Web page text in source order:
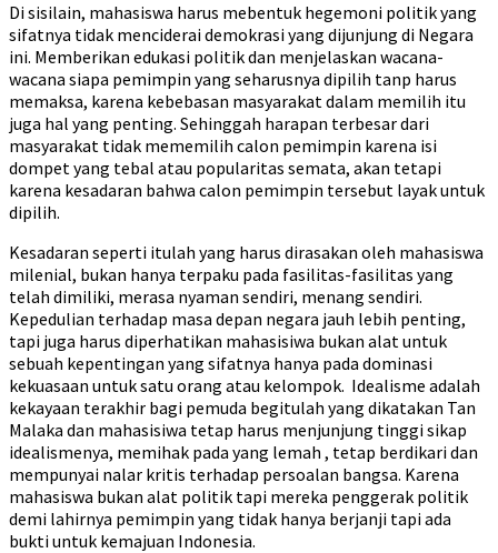
Di sisilain, mahasiswa harus mebentuk hegemoni politik yang
sifatnya tidak menciderai demokrasi yang dijunjung di Negara
ini. Memberikan edukasi politik dan menjelaskan wacana-
wacana siapa pemimpin yang seharusnya dipilih tanp harus
memaksa, karena kebebasan masyarakat dalam memilih itu
juga hal yang penting. Sehinggah harapan terbesar dari
masyarakat tidak mememilih calon pemimpin karena isi
dompet yang tebal atau popularitas semata, akan tetapi
karena kesadaran bahwa calon pemimpin tersebut layak untuk
dipilih.
Kesadaran seperti itulah yang harus dirasakan oleh mahasiswa
milenial, bukan hanya terpaku pada fasilitas-fasilitas yang
telah dimiliki, merasa nyaman sendiri, menang sendiri.
Kepedulian terhadap masa depan negara jauh lebih penting,
tapi juga harus diperhatikan mahasisiwa bukan alat untuk
sebuah kepentingan yang sifatnya hanya pada dominasi
kekuasaan untuk satu orang atau kelompok. Idealisme adalah
kekayaan terakhir bagi pemuda begitulah yang dikatakan Tan
Malaka dan mahasisiwa tetap harus menjunjung tinggi sikap
idealismenya, memihak pada yang lemah , tetap berdikari dan
mempunyai nalar kritis terhadap persoalan bangsa. Karena
mahasiswa bukan alat politik tapi mereka penggerak politik
demi lahirnya pemimpin yang tidak hanya berjanji tapi ada
bukti untuk kemajuan Indonesia.